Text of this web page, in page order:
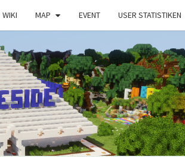
WIKI MAP EVENT USER STATISTIKEN